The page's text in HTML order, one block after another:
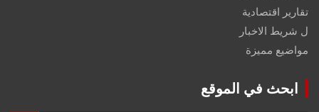
تقارير اقتصادية
ل شريط الاخبار
مواضيع مميزة
ابحث في الموقع